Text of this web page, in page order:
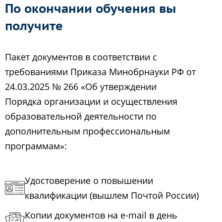
По окончании обучения вы
получите
Пакет документов в соответствии с
требованиями Приказа Минобрнауки РФ от
24.03.2025 № 266 «Об утверждении
Порядка организации и осуществления
образовательной деятельности по
дополнительным профессиональным
программам»:
Удостоверение о повышении
квалификации (вышлем Почтой России)
Копии документов на e-mail в день